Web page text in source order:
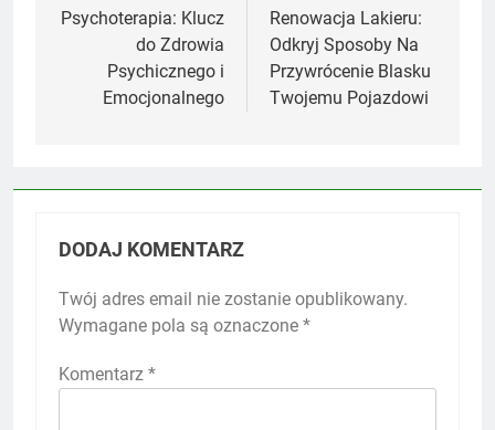
wpisu
Psychoterapia: Klucz
do Zdrowia
Psychicznego i
Emocjonalnego
Renowacja Lakieru:
Odkryj Sposoby Na
Przywrócenie Blasku
Twojemu Pojazdowi
DODAJ KOMENTARZ
Twój adres email nie zostanie opublikowany.
Wymagane pola są oznaczone *
Komentarz *